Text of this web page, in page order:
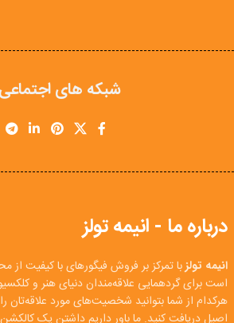
شبکه های
درباره ما - انیمه تولز
انیمه تولزبا تمرکز بر فروش فیگورهای با کیفیت از
است برای گردهمایی علاقه‌مندان دنیای هنر و
هرکدام از شما بتوانید شخصیت‌های مورد علاقه‌تان
اصیل دریافت کنید. ما باور داریم داشتن یک